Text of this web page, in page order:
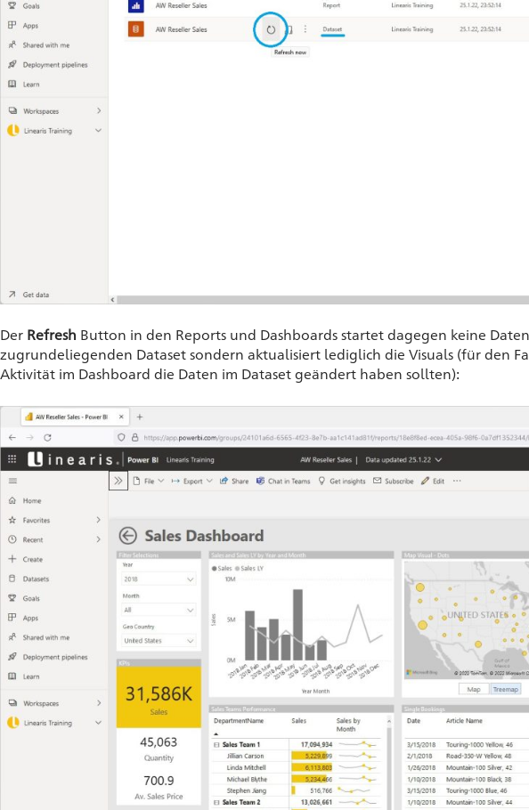
Der Refresh Button in den Reports und Dashboards startet dagegen keine
zugrundeliegenden Dataset sondern aktualisiert lediglich die Visuals (für den
Aktivität im Dashboard die Daten im Dataset geändert haben sollten):